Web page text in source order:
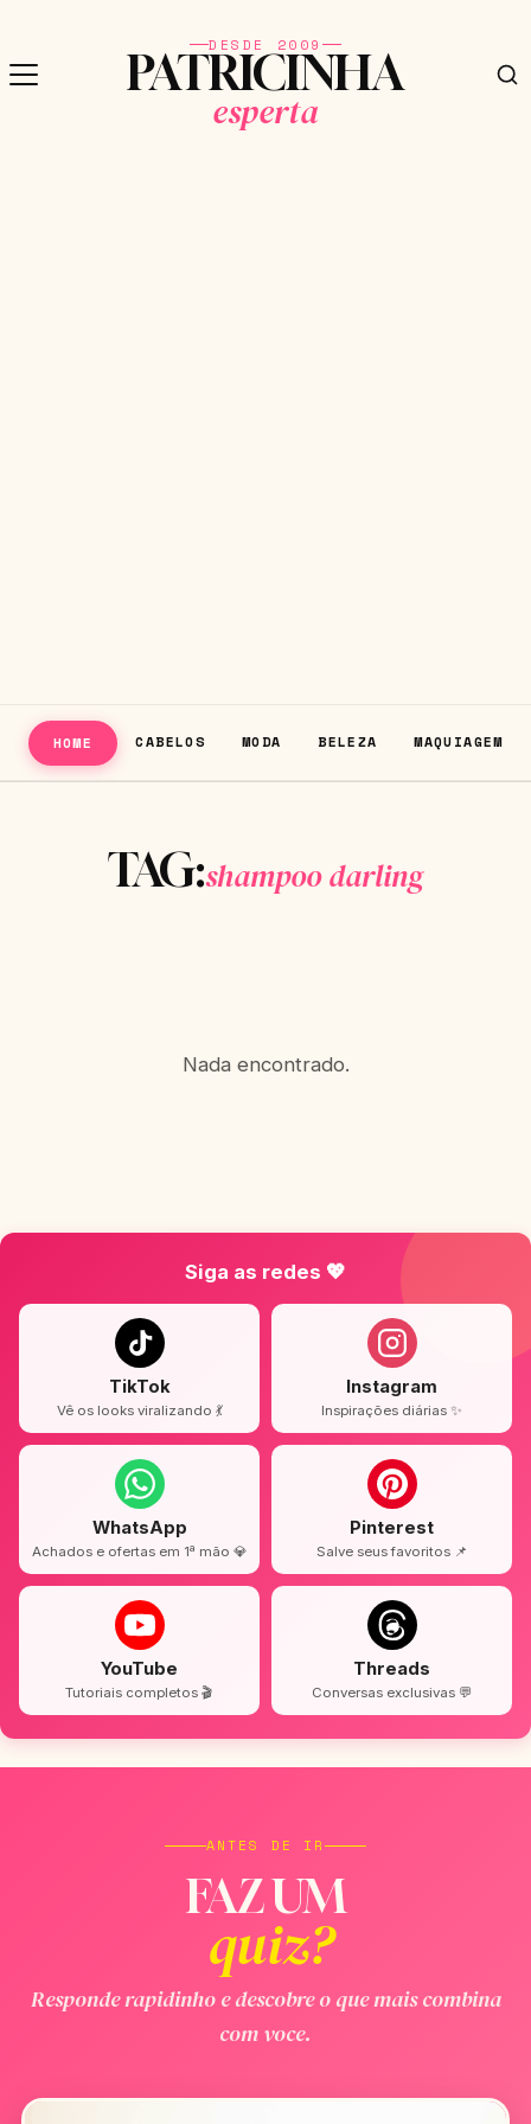
DESDE 2009
PATRICINHA
esperta
HOME CABELOS MODA BELEZA MAQUIAGEM
TAG:shampoo darling
Nada encontrado.
Siga as redes 💖
TikTok
Vê os looks viralizando 💃
Instagram
Inspirações diárias ✨
WhatsApp
Achados e ofertas em 1ª mão 💎
Pinterest
Salve seus favoritos 📌
YouTube
Tutoriais completos 🎬
Threads
Conversas exclusivas 💬
ANTES DE IR
FAZ UM
quiz?
Responde rapidinho e descobre o que mais combina
com voce.